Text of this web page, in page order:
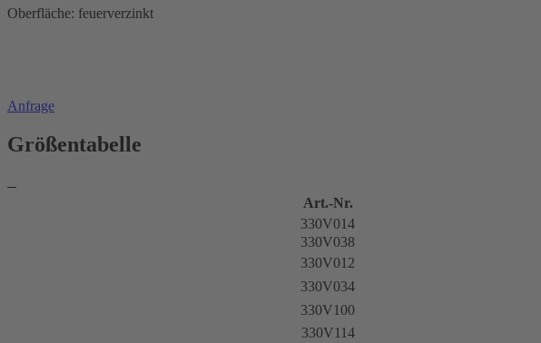
Oberfläche: feuerverzinkt
Anfrage
Größentabelle
Art.-Nr.
330V014
330V038
330V012
330V034
330V100
330V114